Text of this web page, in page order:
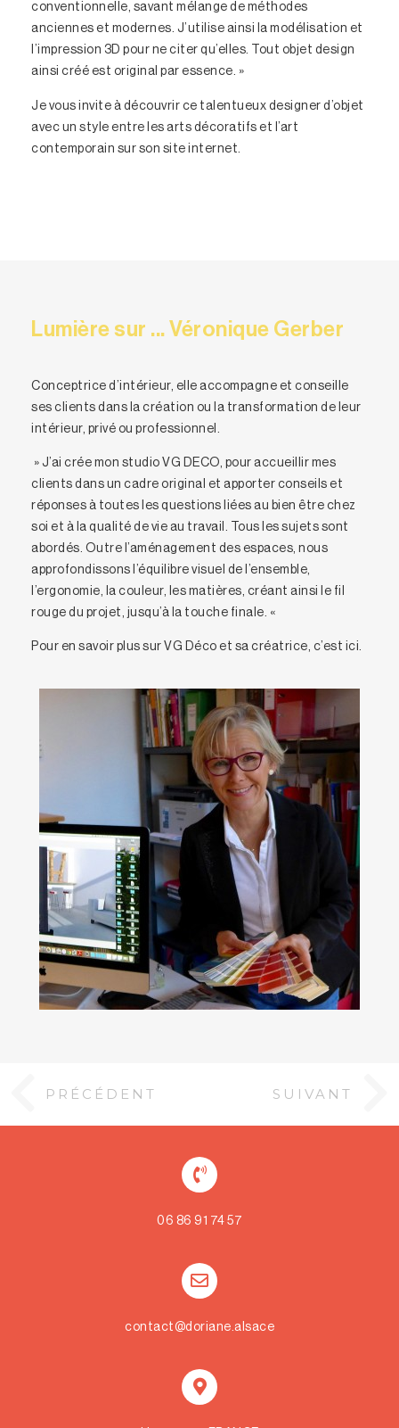
conventionnelle, savant mélange de méthodes
anciennes et modernes. J’utilise ainsi la modélisation et
l’impression 3D pour ne citer qu’elles. Tout objet design
ainsi créé est original par essence. »
Je vous invite à découvrir ce talentueux designer d’objet
avec un style entre les arts décoratifs et l’art
contemporain sur son site internet.
Lumière sur ... Véronique Gerber
Conceptrice d’intérieur, elle accompagne et conseille
ses clients dans la création ou la transformation de leur
intérieur, privé ou professionnel.
» J’ai crée mon studio VG DECO, pour accueillir mes
clients dans un cadre original et apporter conseils et
réponses à toutes les questions liées au bien être chez
soi et à la qualité de vie au travail. Tous les sujets sont
abordés. Outre l’aménagement des espaces, nous
approfondissons l’équilibre visuel de l’ensemble,
l’ergonomie, la couleur, les matières, créant ainsi le fil
rouge du projet, jusqu’à la touche finale. «
Pour en savoir plus sur VG Déco et sa créatrice, c’est ici.
PRÉCÉDENT SUIVANT
06 86 91 74 57
contact@doriane.alsace